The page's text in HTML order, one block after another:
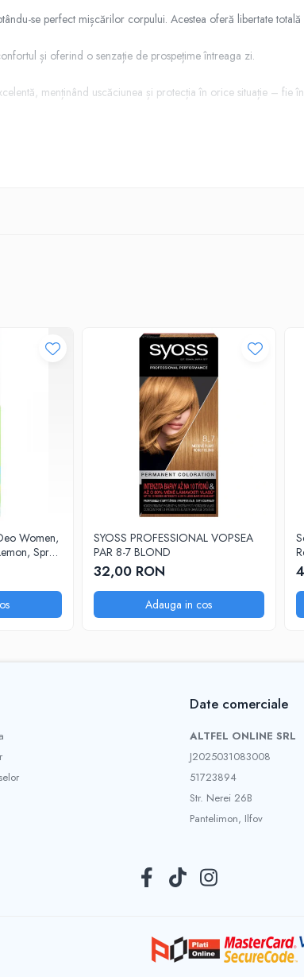
se perfect mișcărilor corpului. Acestea oferă libertate
și oferind o senzație de prospețime întreaga zi.
menținând uscăciunea și protecția în orice situație – fie
la locul lui pe durata întregii zile.
femeile care vor să se simtă protejate, curate și confortabile
Women,
Spray,
SYOSS PROFESSIONAL VOPSEA
PAR 8-7 BLOND
32,00 RON
Adauga in cos
Date comerciale
ALTFEL ONLINE SRL
J2025031083008
51723894
Str. Nerei 26B
Pantelimon, Ilfov